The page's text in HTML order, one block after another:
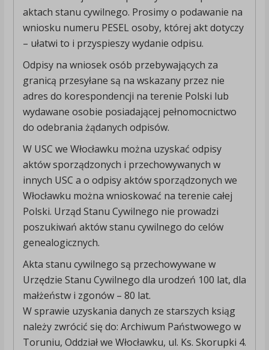
aktach stanu cywilnego. Prosimy o podawanie na
wniosku numeru PESEL osoby, której akt dotyczy
– ułatwi to i przyspieszy wydanie odpisu.
Odpisy na wniosek osób przebywających za
granicą przesyłane są na wskazany przez nie
adres do korespondencji na terenie Polski lub
wydawane osobie posiadającej pełnomocnictwo
do odebrania żądanych odpisów.
W USC we Włocławku można uzyskać odpisy
aktów sporządzonych i przechowywanych w
innych USC a o odpisy aktów sporządzonych we
Włocławku można wnioskować na terenie całej
Polski. Urząd Stanu Cywilnego nie prowadzi
poszukiwań aktów stanu cywilnego do celów
genealogicznych.
Akta stanu cywilnego są przechowywane w
Urzędzie Stanu Cywilnego dla urodzeń 100 lat, dla
małżeństw i zgonów – 80 lat.
W sprawie uzyskania danych ze starszych ksiąg
należy zwrócić się do: Archiwum Państwowego w
Toruniu, Oddział we Włocławku, ul. Ks. Skorupki 4.